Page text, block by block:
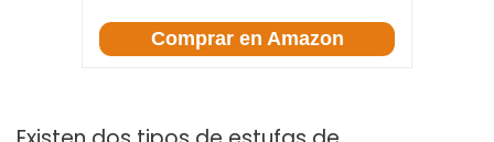
Comprar en Amazon